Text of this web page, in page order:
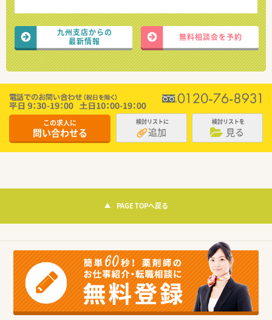
九州支店からの
最新情報
無料相談会を予約
この求人に
問い合わせる
検討リストに
追加
検討リストを
見る
PAGE TOPへ戻る